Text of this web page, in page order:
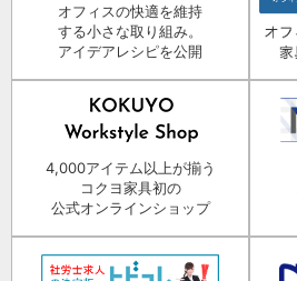
オフィスの快適を維持
する小さな取り組み。
アイデアレシピを公開
4,000アイテム以上が揃う
コクヨ家具初の
公式オンラインショップ